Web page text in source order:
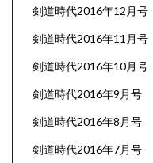
剣道時代2016年12月号
剣道時代2016年11月号
剣道時代2016年10月号
剣道時代2016年9月号
剣道時代2016年8月号
剣道時代2016年7月号